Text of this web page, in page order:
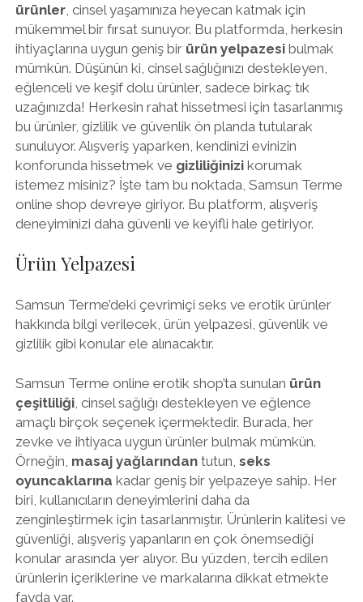
ürünler, cinsel yaşamınıza heyecan katmak için
mükemmel bir fırsat sunuyor. Bu platformda, herkesin
ihtiyaçlarına uygun geniş bir ürün yelpazesibulmak
mümkün. Düşünün ki, cinsel sağlığınızı destekleyen,
eğlenceli ve keşif dolu ürünler, sadece birkaç tık
uzağınızda! Herkesin rahat hissetmesi için tasarlanmış
bu ürünler, gizlilik ve güvenlik ön planda tutularak
sunuluyor. Alışveriş yaparken, kendinizi evinizin
konforunda hissetmek ve gizliliğinizikorumak
istemez misiniz? İşte tam bu noktada, Samsun Terme
online shop devreye giriyor. Bu platform, alışveriş
deneyiminizi daha güvenli ve keyifli hale getiriyor.
Ürün Yelpazesi
Samsun Terme’deki çevrimiçi seks ve erotik ürünler
hakkında bilgi verilecek, ürün yelpazesi, güvenlik ve
gizlilik gibi konular ele alınacaktır.
Samsun Terme online erotik shop’ta sunulan ürün
çeşitliliği, cinsel sağlığı destekleyen ve eğlence
amaçlı birçok seçenek içermektedir. Burada, her
zevke ve ihtiyaca uygun ürünler bulmak mümkün.
Örneğin, masaj yağlarındantutun, seks
oyuncaklarına kadar geniş bir yelpazeye sahip. Her
biri, kullanıcıların deneyimlerini daha da
zenginleştirmek için tasarlanmıştır. Ürünlerin kalitesi ve
güvenliği, alışveriş yapanların en çok önemsediği
konular arasında yer alıyor. Bu yüzden, tercih edilen
ürünlerin içeriklerine ve markalarına dikkat etmekte
fayda var.